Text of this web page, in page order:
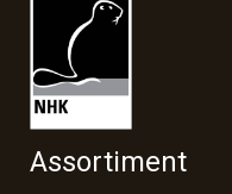
Assortiment